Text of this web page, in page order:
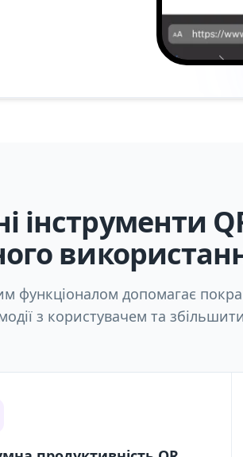
інструменти
функціоналом допомагає
з користувачем та